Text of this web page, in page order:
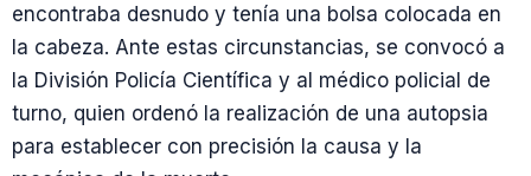
encontraba desnudo y tenía una bolsa colocada en
la cabeza. Ante estas circunstancias, se convocó a
la División Policía Científica y al médico policial de
turno, quien ordenó la realización de una autopsia
para establecer con precisión la causa y la